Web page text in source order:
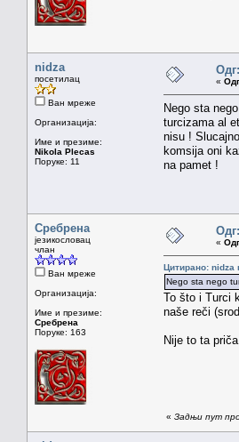
nidza
посетилац
Ван мреже
Организација:
Име и презиме:
Nikola Plecas
Поруке: 11
«
Nego sta
turcizama al
nisu !
komsija oni
na pamet !
Сребрена
језикословац
члан
Ван мреже
Организација:
Име и презиме:
Сребрена
Поруке: 163
«
Цитирано: nidza
Nego sta nego
To što i Turci
naše reči
Nije to ta priča.
« Задњи пут